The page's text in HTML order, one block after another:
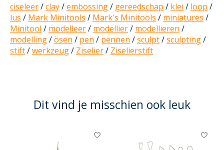
ciseleer/clay/embossing/ gereedschap / klei / loop /
lus / Mark Minitools / Mark's Minitools / miniatures /
Minitool / modelleer/ modellier/ modellieren /
modelling/ösen / pen / pennen /sculpt/sculpting/
stift/werkzeug/ Ziselier/ Ziselierstift
Dit vind je misschien ook leuk
Items van productcarrousel